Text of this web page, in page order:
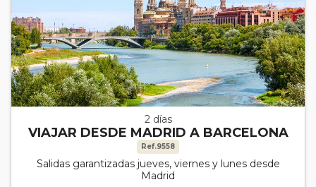
2 días
VIAJAR DESDE MADRID A BARCELONA
Ref.9558
Salidas garantizadas jueves, viernes y lunes desde
Madrid